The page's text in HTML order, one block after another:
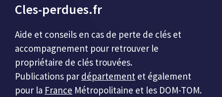
Cles-perdues.fr
Aide et conseils en cas de perte de clés et
accompagnement pour retrouver le
propriétaire de clés trouvées.
Publications par département et également
pour la France Métropolitaine et les DOM-TOM.